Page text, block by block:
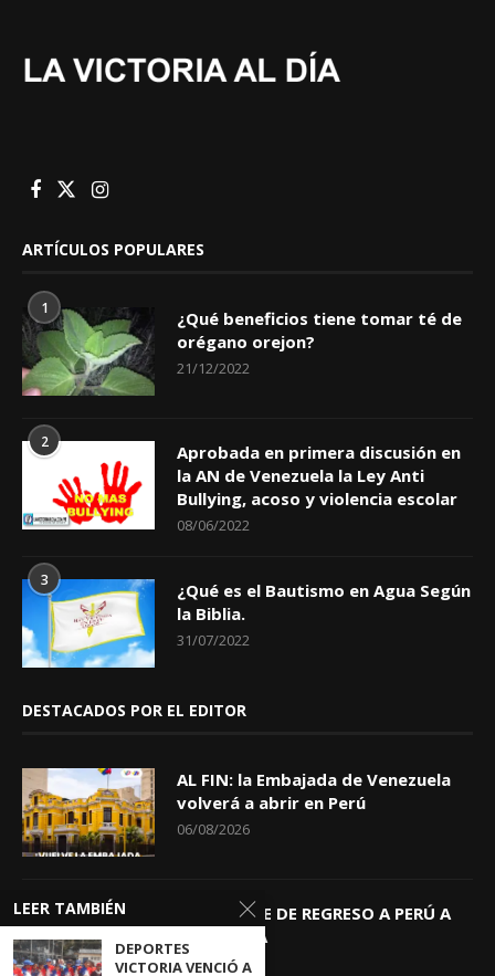
ARTÍCULOS POPULARES
1
¿Qué beneficios tiene tomar té de
orégano orejon?
21/12/2022
2
Aprobada en primera discusión en
la AN de Venezuela la Ley Anti
Bullying, acoso y violencia escolar
08/06/2022
3
¿Qué es el Bautismo en Agua Según
la Biblia.
31/07/2022
DESTACADOS POR EL EDITOR
AL FIN: la Embajada de Venezuela
volverá a abrir en Perú
06/08/2026
KEIKO TRAE DE REGRESO A PERÚ A
GIOVANNA
04/08/2026
LEER TAMBIÉN
DEPORTES
VICTORIA VENCIÓ A